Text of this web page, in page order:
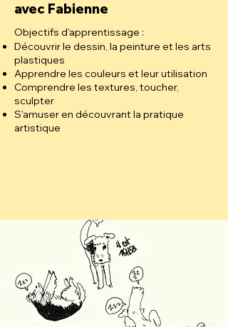
avec Fabienne
Objectifs d'apprentissage :
Découvrir le dessin, la peinture et les arts
plastiques
Apprendre les couleurs et leur utilisation
Comprendre les textures, toucher,
sculpter
S'amuser en découvrant la pratique
artistique